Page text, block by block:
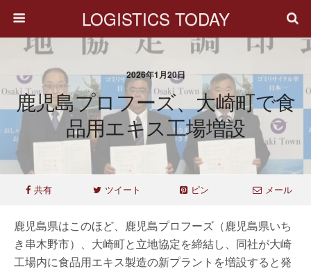
LOGISTICS TODAY
2026年1月20日
鹿児島プロフーズ、大崎町で食
品用エキス工場増設
共有 ツイート ピン メール
鹿児島県はこのほど、鹿児島プロフーズ（鹿児島県いち
き串木野市）、大崎町と立地協定を締結し、同社が大崎
工場内に食品用エキス製造の新プラントを増設すると発